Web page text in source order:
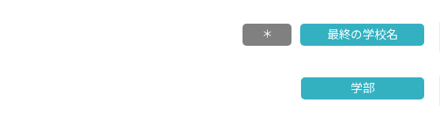
＊ 最終の学校名
学部